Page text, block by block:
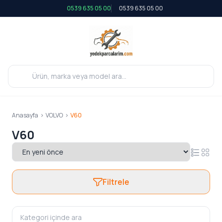
0539 635 05 00 0539 635 05 00
Anasayfa > VOLVO > V60
V60
Filtrele